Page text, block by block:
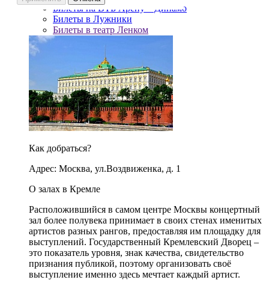
Билеты на ВТБ Арену – Динамо
Билеты в Лужники
Билеты в театр Ленком
Как добраться?
Адрес: Москва, ул.Воздвиженка, д. 1
О залах в Кремле
Расположившийся в самом центре Москвы концертный
зал более полувека принимает в своих стенах именитых
артистов разных рангов, предоставляя им площадку для
выступлений. Государственный Кремлевский Дворец –
это показатель уровня, знак качества, свидетельство
признания публикой, поэтому организовать своё
выступление именно здесь мечтает каждый артист.